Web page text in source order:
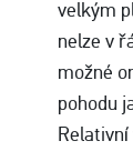
velkým
nelze v
možné
pohodu
Relativní